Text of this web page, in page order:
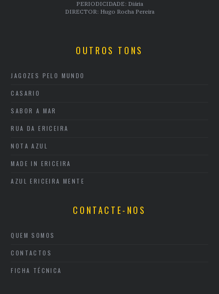
PERIODICIDADE: Diária
DIRECTOR: Hugo Rocha Pereira
OUTROS TONS
JAGOZES PELO MUNDO
CASARIO
SABOR A MAR
RUA DA ERICEIRA
NOTA AZUL
MADE IN ERICEIRA
AZUL ERICEIRA MENTE
CONTACTE-NOS
QUEM SOMOS
CONTACTOS
FICHA TÉCNICA